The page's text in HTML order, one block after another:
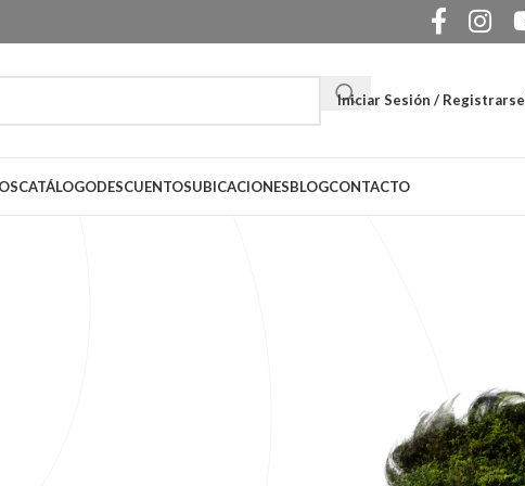
Iniciar Sesión / Registrarse
CATÁLOGODESCUENTOSUBICACIONESBLOGCONTACTO